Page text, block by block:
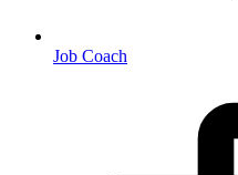
Job Coach